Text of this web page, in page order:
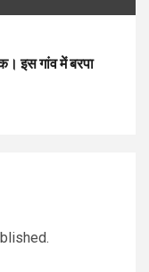
इस गांव में बरपा